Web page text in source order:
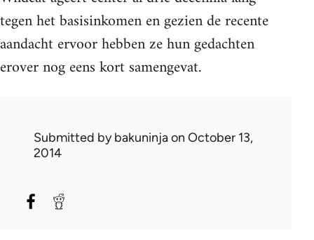
tegen het basisinkomen en gezien de recente
aandacht ervoor hebben ze hun gedachten
erover nog eens kort samengevat.
Submitted bybakuninjaon October 13,
2014